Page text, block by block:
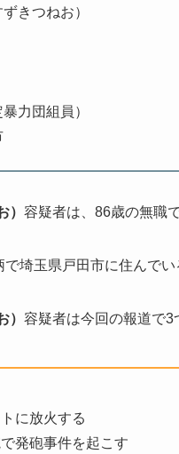
きつねお）
力団組員）
） 容疑者は、86歳の無職
埼玉県戸田市に住んでい
） 容疑者は今回の報道で3
に放火する
発砲事件を起こす